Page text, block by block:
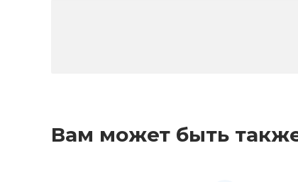
Вам может быть